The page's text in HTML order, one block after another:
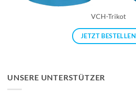
VCH-Trikot
JETZT BESTELLEN
UNSERE UNTERSTÜTZER